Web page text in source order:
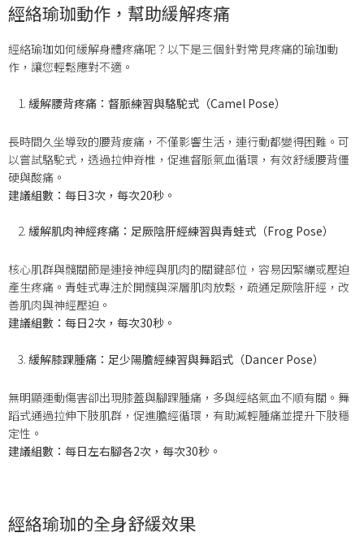
經絡瑜珈動作，幫助緩解疼痛
經絡瑜珈如何緩解身體疼痛呢？以下是三個針對常見疼痛的瑜珈動
作，讓您輕鬆應對不適。
緩解腰背疼痛：督脈練習與駱駝式（Camel Pose）
長時間久坐導致的腰背痠痛，不僅影響生活，連行動都變得困難。可
以嘗試駱駝式，透過拉伸脊椎，促進督脈氣血循環，有效舒緩腰背僵
硬與酸痛。
建議組數：每日3次，每次20秒。
緩解肌肉神經疼痛：足厥陰肝經練習與青蛙式（Frog Pose）
核心肌群與髖關節是連接神經與肌肉的關鍵部位，容易因緊繃或壓迫
產生疼痛。青蛙式專注於開髖與深層肌肉放鬆，疏通足厥陰肝經，改
善肌肉與神經壓迫。
建議組數：每日2次，每次30秒。
緩解膝踝腫痛：足少陽膽經練習與舞蹈式（Dancer Pose）
無明顯運動傷害卻出現膝蓋與腳踝腫痛，多與經絡氣血不順有關。舞
蹈式通過拉伸下肢肌群，促進膽經循環，有助減輕腫痛並提升下肢穩
定性。
建議組數：每日左右腳各2次，每次30秒。
經絡瑜珈的全身舒緩效果